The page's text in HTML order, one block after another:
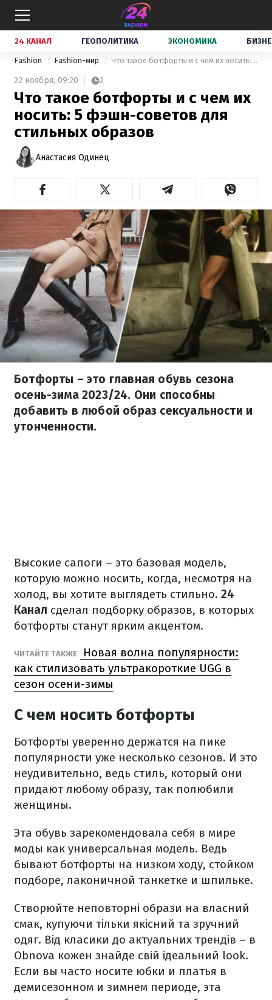
24 КАНАЛ ГЕОПОЛИТИКА ЭКОНОМИКА
Fashion Fashion-мир Что такое ботфорты и с чем их носить: 5 фэшн-советов для стильных образов
22 ноября, 09:20 2
Что такое ботфорты и с чем их
носить: 5 фэшн-советов для
стильных образов
Анастасия Одинец
Ботфорты – это главная обувь сезона
осень-зима 2023/24. Они способны
добавить в любой образ сексуальности и
утонченности.
Высокие сапоги – это базовая модель,
которую можно носить, когда, несмотря на
холод, вы хотите выглядеть стильно. 24
Канал сделал подборку образов, в которых
ботфорты станут ярким акцентом.
ЧИТАЙТЕ ТАКЖЕ
Новая волна популярности:
как стилизовать ультракороткие UGG в
сезон осени-зимы
С чем носить ботфорты
Ботфорты уверенно держатся на пике
популярности уже несколько сезонов. И это
неудивительно, ведь стиль, который они
придают любому образу, так полюбили
женщины.
Эта обувь зарекомендовала себя в мире
моды как универсальная модель. Ведь
бывают ботфорты на низком ходу, стойком
подборе, лаконичной танкетке и шпильке.
Створюйте неповторні образи на власний
смак, купуючи тільки якісний та зручний
одяг. Від класики до актуальних трендів – в
Obnova кожен знайде свій ідеальний look.
Если вы часто носите юбки и платья в
демисезонном и зимнем периоде, эта